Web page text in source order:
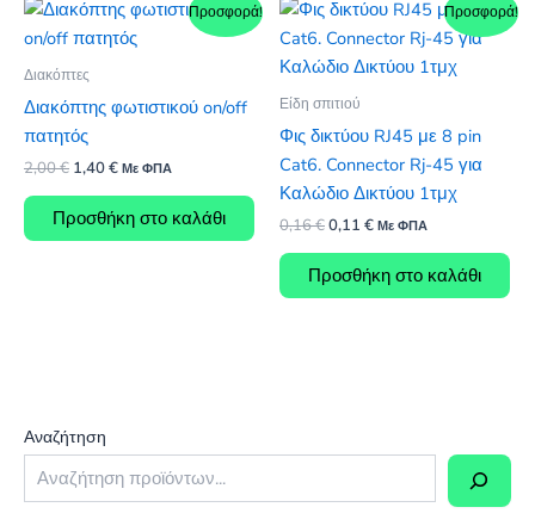
Προσφορά!
Διακόπτες
Διακόπτης φωτιστικού on/off
πατητός
2,00€ Original
was:
2,00 €.
1,40€Η
είναι:
1,40 €.
Με ΦΠΑ
Προσθήκη στο καλάθι
Προσφορά!
Είδη σπιτιού
Φις δικτύου RJ45 με 8 pin
Cat6. Connector Rj-45 για
Καλώδιο Δικτύου 1τμχ
0,16€Original
was:
0,16 €.
0,11 €Η
είναι:
0,11 €.
Με ΦΠΑ
Προσθήκη στο καλάθι
Αναζήτηση